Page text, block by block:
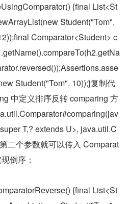
{final List<St
Student("Tom",
Comparator<Student> c
Student("Tom", 10));}复制代
中定义排序反转 comparing 方
T,? extends U>, java.util.C
二个参数就可以传入 Comparat
倒序：
{final List<St